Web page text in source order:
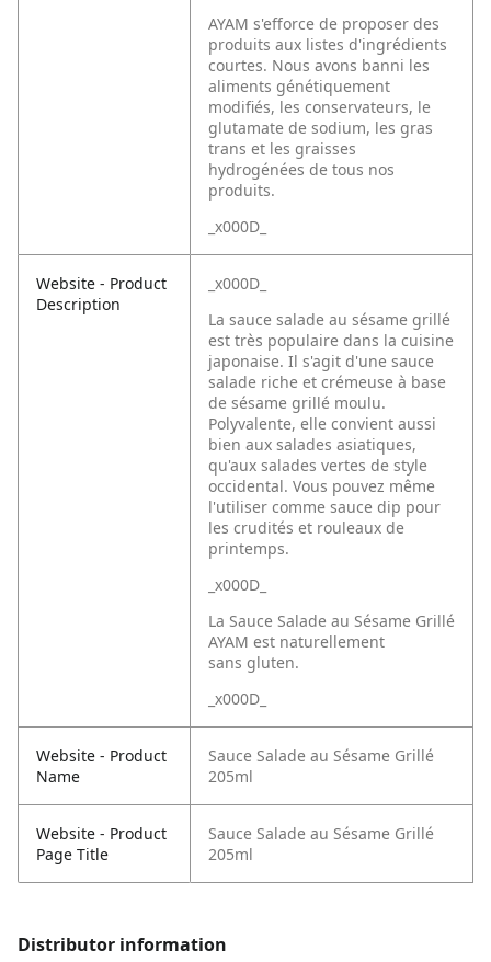
AYAM s'efforce de proposer des
produits aux listes d'ingrédients
courtes. Nous avons banni les
aliments génétiquement
modifiés, les conservateurs, le
glutamate de sodium, les gras
trans et les graisses
hydrogénées de tous nos
produits.
_x000D_
Website - Product
Description
_x000D_
La sauce salade au sésame grillé
est très populaire dans la cuisine
japonaise. Il s'agit d'une sauce
salade riche et crémeuse à base
de sésame grillé moulu.
Polyvalente, elle convient aussi
bien aux salades asiatiques,
qu'aux salades vertes de style
occidental. Vous pouvez même
l'utiliser comme sauce dip pour
les crudités et rouleaux de
printemps.
_x000D_
La Sauce Salade au Sésame Grillé
AYAM est naturellement
sans gluten.
_x000D_
Website - Product
Name
Sauce Salade au Sésame Grillé
205ml
Website - Product
Page Title
Sauce Salade au Sésame Grillé
205ml
Distributor information